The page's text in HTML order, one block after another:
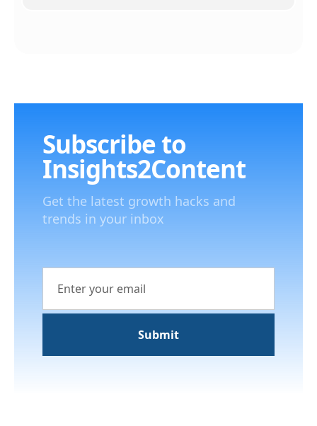
Subscribe to
Insights2Content
Get the latest growth hacks and
trends in your inbox